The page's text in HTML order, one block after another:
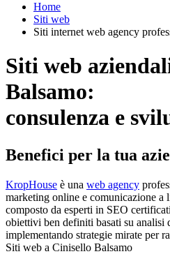
Home
Siti web
Siti internet web agency
Siti web
Balsamo:
consulenza e
Benefici per la tua
KropHouse è una web agency
marketing online e comunicazione a
composto da esperti in SEO
obiettivi ben definiti basati su analisi
implementando strategie mirate per
Siti web a Cinisello Balsamo